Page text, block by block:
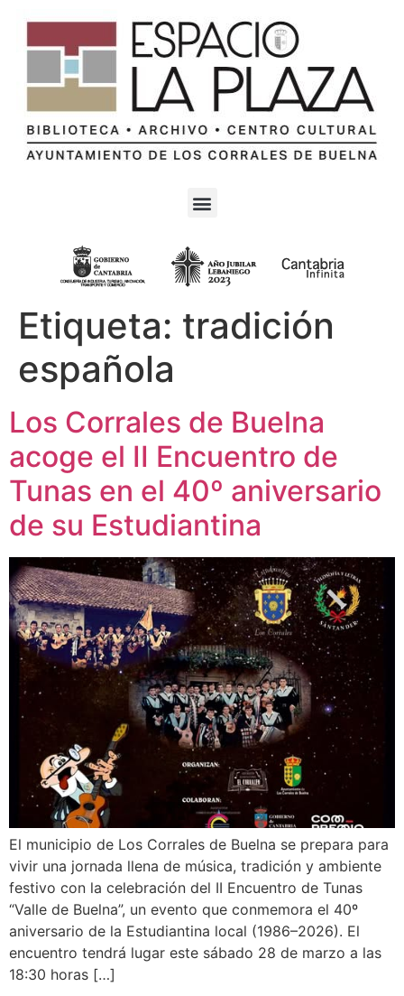
Etiqueta: tradición
española
Los Corrales de Buelna
acoge el II Encuentro de
Tunas en el 40º aniversario
de su Estudiantina
El municipio de Los Corrales de Buelna se prepara para
vivir una jornada llena de música, tradición y ambiente
festivo con la celebración del II Encuentro de Tunas
“Valle de Buelna”, un evento que conmemora el 40º
aniversario de la Estudiantina local (1986–2026). El
encuentro tendrá lugar este sábado 28 de marzo a las
18:30 horas […]